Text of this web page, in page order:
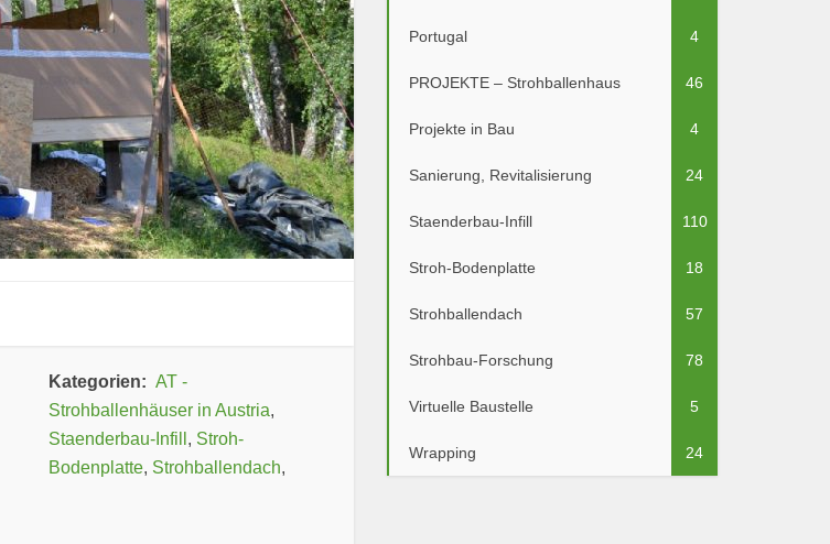
Kategorien: AT -
Strohballenhäuser in Austria,
Staenderbau-Infill , Stroh-
Bodenplatte, Strohballendach,
Portugal 4
PROJEKTE – Strohballenhaus 46
Projekte in Bau 4
Sanierung, Revitalisierung 24
Staenderbau-Infill 110
Stroh-Bodenplatte 18
Strohballendach 57
Strohbau-Forschung 78
Virtuelle Baustelle 5
Wrapping 24